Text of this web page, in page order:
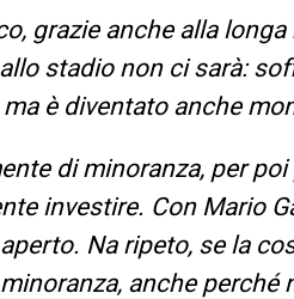
grazie anche alla
stadio non ci sarà:
è diventato anche
di minoranza, per
investire. Con Mario
Na ripeto, se la
anche perché